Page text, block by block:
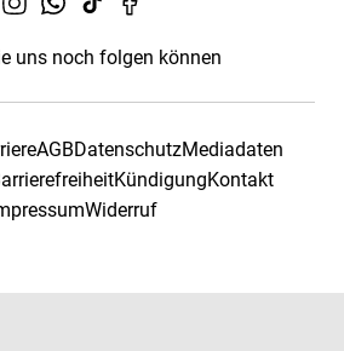
uns noch folgen können
AGBDatenschutzMediadaten
KündigungKontakt
Widerruf